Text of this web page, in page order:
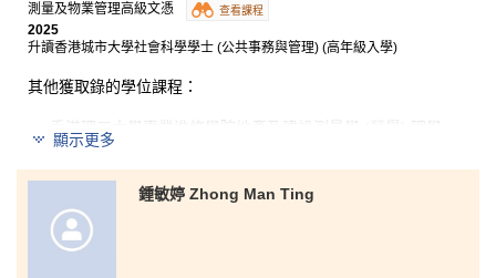
測量及物業管理高級文憑
查看課程
2025
升讀香港城市大學社會科學學士 (公共事務與管理) (高年級入學)
其他獲取錄的學位課程：
香港理工大學專業進修學院地產及建設測量學 (榮譽) 理學
士 (高年級入學)
兩年前，正當我對將來的事業和升學問題感到迷惘時，
我發現了這個課程。課程範圍十分廣闊，除了物業、設
顯示更多
鍾敏婷 Zhong Man Ting